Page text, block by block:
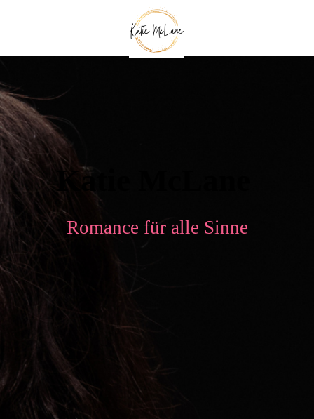
Katie McLane
Romance für alle Sinne